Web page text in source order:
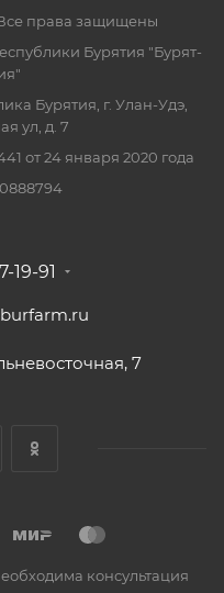
права защищены
Бурятия "Бурят-
Бурятия, г. Улан-Удэ,
ул, д. 7
от 24 января 2020 года
19-91
7
консультация